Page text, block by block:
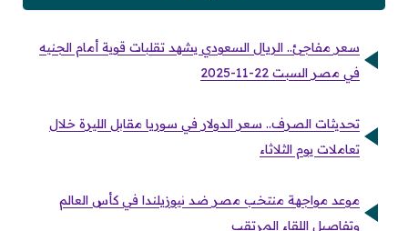
سعر مفاجئ.. الريال السعودي يشهد تقلبات قوية أمام الجنيه
في مصر السبت 22-11-2025
تحديثات الصرف.. سعر الدولار في سوريا مقابل الليرة خلال
تعاملات يوم الثلاثاء
موعد مواجهة منتخب مصر ضد نيوزيلندا في كأس العالم
وتفاصيل اللقاء المرتقب